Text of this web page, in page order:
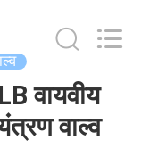
वायवीय
वाल्व